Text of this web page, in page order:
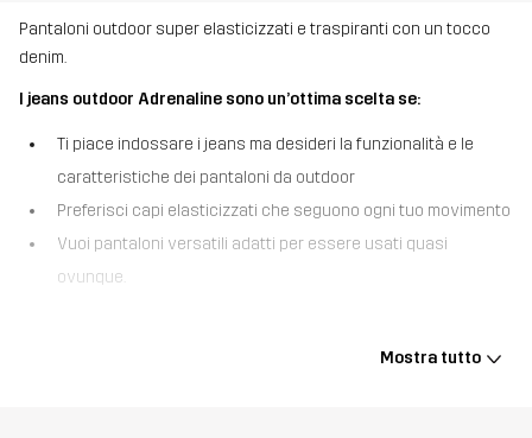
Pantaloni outdoor super elasticizzati e traspiranti con un tocco
denim.
I jeans outdoor Adrenaline sono un’ottima scelta se:
Ti piace indossare i jeans ma desideri la funzionalità e le
caratteristiche dei pantaloni da outdoor
Preferisci capi elasticizzati che seguono ogni tuo movimento
Vuoi pantaloni versatili adatti per essere usati quasi
ovunque.
diverse caratteristiche che di solito si trovano in un paio di
Mostra tutto